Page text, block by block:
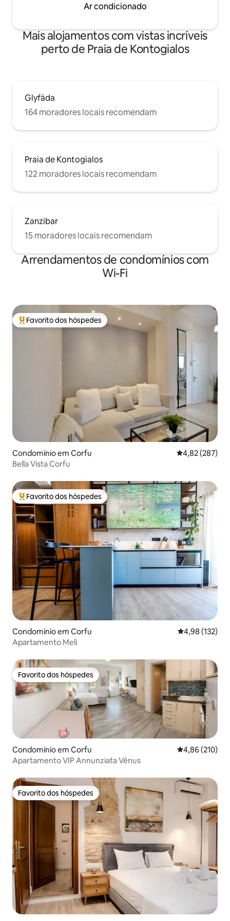
Ar condicionado
Mais alojamentos com vistas incríveis
perto de Praia de Kontogialos
Glyfáda
164 moradores locais recomendam
Praia de Kontogialos
122 moradores locais recomendam
Zanzibar
15 moradores locais recomendam
Arrendamentos de condomínios com
Wi-Fi
Favoritos dos hóspedes mais apreciados
Favorito dos hóspedes
Condomínio em Corfu Classificação
4,82 (287)
Bella Vista Corfu
Favoritos dos hóspedes mais apreciados
Favorito dos hóspedes
Condomínio em Corfu Classificação
4,98 (132)
Apartamento Meli
Favorito dos hóspedes
Favorito dos hóspedes
Condomínio em Corfu Classificação
4,86 (210)
Apartamento VIP Annunziata Vênus
Favorito dos hóspedes
Favorito dos hóspedes